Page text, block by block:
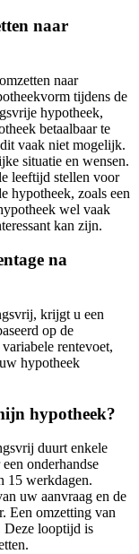
naar
naar
tijdens de
hypotheek,
betaalbaar te
vaak niet mogelijk.
situatie en wensen.
leeftijd stellen voor
hypotheek, zoals een
wel vaak
kan zijn.
na
krijgt u een
op de
rentevoet,
hypotheek
hypotheek?
duurt enkele
onderhandse
15 werkdagen.
uw aanvraag en de
Een omzetting van
Deze looptijd is